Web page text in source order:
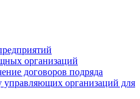
организаций
договоров подряда
организаций для